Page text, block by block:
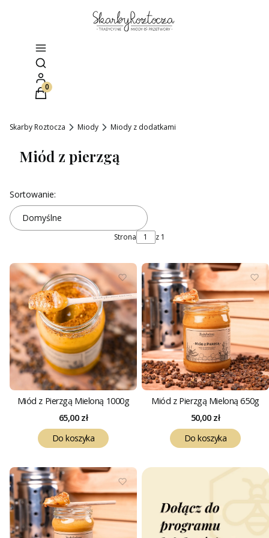
Otwórz wyszukiwarkę
Produkty w koszyku: 0. Zobacz szczegóły
Skarby Roztocza Miody Miody z dodatkami
Miód z pierzgą
Lista produktów
Sortowanie:
Domyślne
Strona z 1
Miód z Pierzgą Mieloną 1000g
Cena
65,00 zł
Do koszyka
Miód z Pierzgą Mieloną 650g
Cena
50,00 zł
Do koszyka